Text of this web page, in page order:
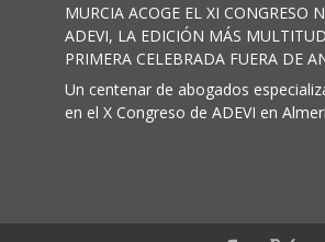
MURCIA ACOGE EL XI CONGRESO
ADEVI, LA EDICIÓN MÁS
PRIMERA CELEBRADA FUERA DE
Un centenar de abogados
en el X Congreso de ADEVI en